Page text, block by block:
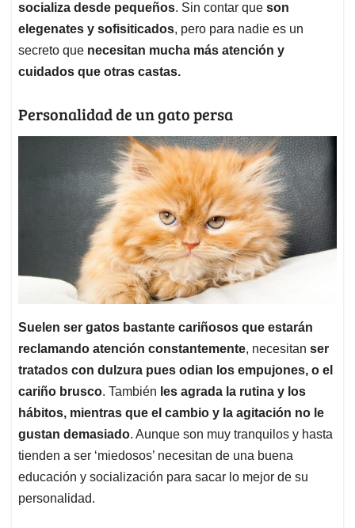
socializa desde pequeños. Sin contar que son
elegenates y sofisiticados, pero para nadie es un
secreto que necesitan mucha más atención y
cuidados que otras castas.
Personalidad de un gato persa
Suelen ser gatos bastante cariñosos que estarán
reclamando atención constantemente, necesitan ser
tratados con dulzura pues odian los empujones, o el
cariño brusco. También les agrada la rutina y los
hábitos, mientras que el cambio y la agitación no le
gustan demasiado. Aunque son muy tranquilos y hasta
tienden a ser ‘miedosos’ necesitan de una buena
educación y socialización para sacar lo mejor de su
personalidad.